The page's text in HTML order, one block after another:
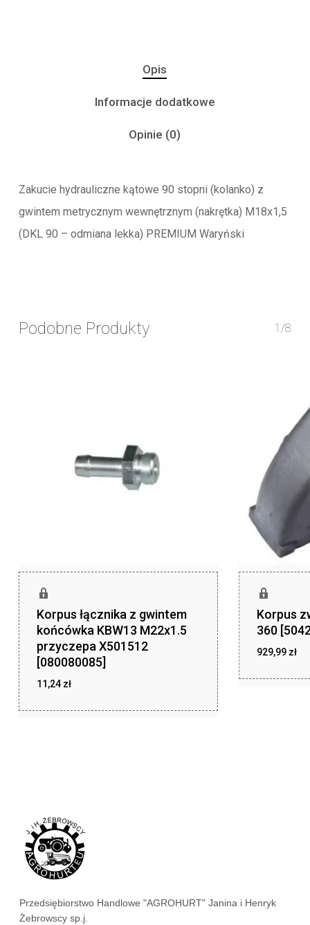
Opis
Informacje dodatkowe
Opinie (0)
Zakucie hydrauliczne kątowe 90 stopni (kolanko) z
gwintem metrycznym wewnętrznym (nakrętka) M18x1,5
(DKL 90 – odmiana lekka) PREMIUM Waryński
Podobne Produkty 1/8
Korpus łącznika z gwintem
końcówka KBW13 M22x1.5
przyczepa X501512
[080080085]
11,24 zł
Korpus
360
929,99 zł
Przedsiębiorstwo Handlowe "AGROHURT" Janina i Henryk
Żebrowscy sp.j.